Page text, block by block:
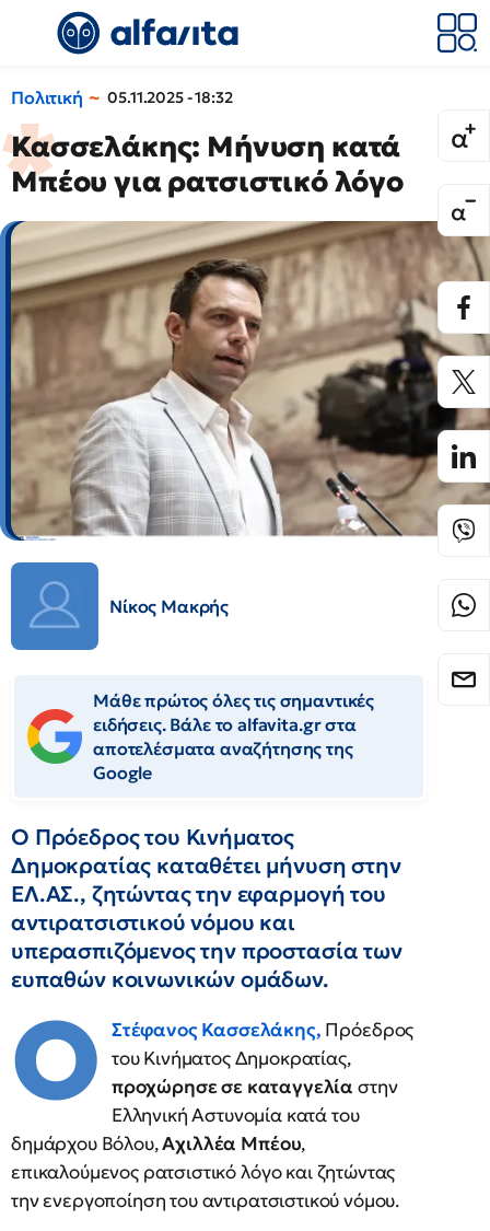
Πολιτική 05.11.2025 - 18:32
Κασσελάκης: Μήνυση κατά
Μπέου για ρατσιστικό λόγο
Νίκος Μακρής
Μάθε πρώτος όλες τις σημαντικές
ειδήσεις. Βάλε το alfavita.gr στα
αποτελέσματα αναζήτησης της
Google
Ο Πρόεδρος του Κινήματος
Δημοκρατίας καταθέτει μήνυση στην
ΕΛ.ΑΣ., ζητώντας την εφαρμογή του
αντιρατσιστικού νόμου και
υπερασπιζόμενος την προστασία των
ευπαθών κοινωνικών ομάδων.
Ο Στέφανος Κασσελάκης, Πρόεδρος
του Κινήματος Δημοκρατίας,
προχώρησε σε καταγγελία στην
Ελληνική Αστυνομία κατά του
δημάρχου Βόλου,Αχιλλέα Μπέου,
επικαλούμενος ρατσιστικό λόγο και ζητώντας
την ενεργοποίηση του αντιρατσιστικού νόμου.